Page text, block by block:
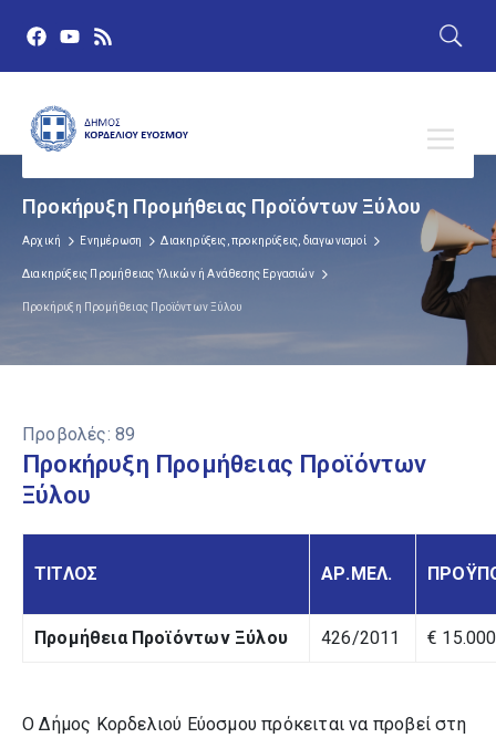
Προκήρυξη Προμήθειας Προϊόντων Ξύλου
Αρχική Ενημέρωση Διακηρύξεις, προκηρύξεις, διαγωνισμοί
Διακηρύξεις Προμήθειας Υλικών ή Ανάθεσης Εργασιών
Προκήρυξη Προμήθειας Προϊόντων Ξύλου
Προβολές: 89
Προκήρυξη Προμήθειας Προϊόντων
Ξύλου
ΤΙΤΛΟΣ ΑΡ.ΜΕΛ.
Προμήθεια Προϊόντων Ξύλου 426/2011 €
Ο Δήμος Κορδελιού Εύοσμου πρόκειται να προβεί στη